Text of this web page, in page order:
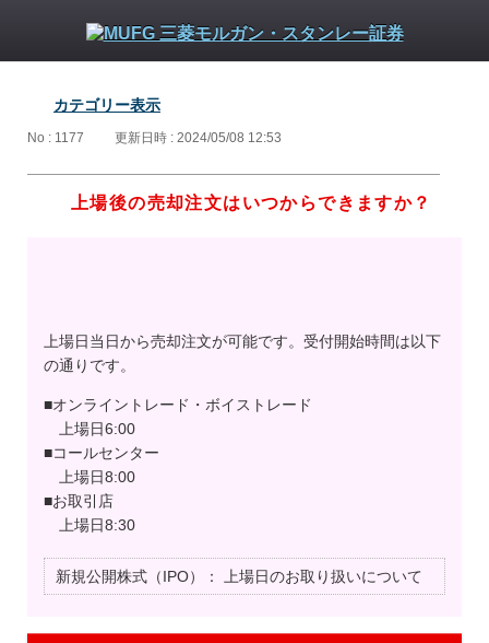
カテゴリー表示
No : 1177 更新日時 : 2024/05/08 12:53
上場後の売却注文はいつからできますか？
上場日当日から売却注文が可能です。受付開始時間は以下
の通りです。
■オンライントレード・ボイストレード
上場日6:00
■コールセンター
上場日8:00
■お取引店
上場日8:30
新規公開株式（IPO）： 上場日のお取り扱いについて